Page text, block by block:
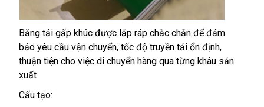
Băng tải gấp khúc được lắp ráp chắc chắn để đảm
bảo yêu cầu vận chuyển, tốc độ truyền tải ổn định,
thuận tiện cho việc di chuyển hàng qua từng khâu sản
xuất
Cấu tạo: